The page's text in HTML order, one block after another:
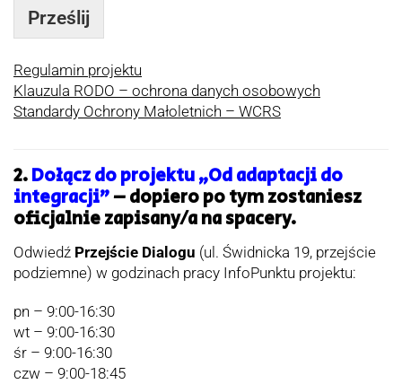
Prześlij
Regulamin projektu
Klauzula RODO – ochrona danych osobowych
Standardy Ochrony Małoletnich – WCRS
2.Dołącz do projektu „Od adaptacji do
integracji”– dopiero po tym zostaniesz
oficjalnie zapisany/a na spacery.
Odwiedź Przejście Dialogu (ul. Świdnicka 19, przejście
podziemne) w godzinach pracy InfoPunktu projektu:
pn – 9:00-16:30
wt – 9:00-16:30
śr – 9:00-16:30
czw – 9:00-18:45